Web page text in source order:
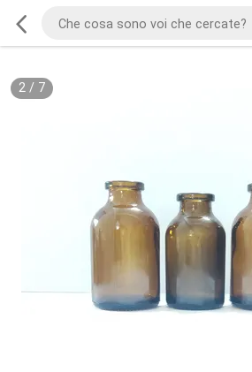
2/ 7